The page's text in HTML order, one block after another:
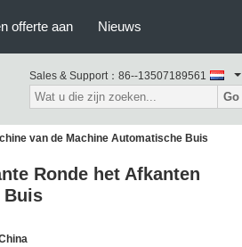
offerte aan Nieuws
Sales & Support： 86--13507189561
Go
van de Machine Automatische Buis
Ronde het Afkanten
Buis